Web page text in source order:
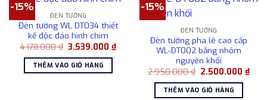
-15%
ĐÈN TƯỜNG
Đèn tường WL DT034 thiết
kế độc đáo hình chim
4.178.000₫ Giá
là:
4.178.000 ₫.
3.539.000₫Giá
hiện
3.539.000 ₫.
THÊM VÀO GIỎ HÀNG
-15%
ĐÈN TƯỜNG
Đèn tường pha lê cao cấp
WL-DT002 bằng nhôm
nguyên khối
2.950.000₫ Giá
là:
2.950.000 ₫.
2.500.000₫Giá
hiện
THÊM VÀO GIỎ HÀNG